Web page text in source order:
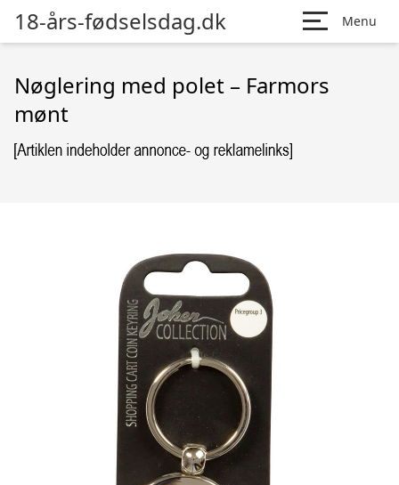
18-års-fødselsdag.dk Menu
Nøglering med polet – Farmors
mønt